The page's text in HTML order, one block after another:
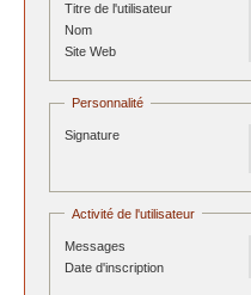
Titre de l'utilisateur
Nom
Site Web
Personnalité
Signature
Activité de l'utilisateur
Messages
Date d'inscription